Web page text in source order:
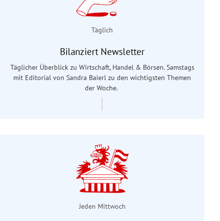
Täglich
Bilanziert Newsletter
Täglicher Überblick zu Wirtschaft, Handel & Börsen. Samstags
mit Editorial von Sandra Baierl zu den wichtigsten Themen
der Woche.
Jeden Mittwoch